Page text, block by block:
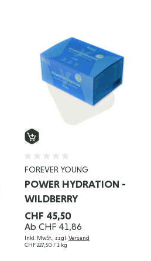
FOREVER YOUNG
POWER HYDRATION -
WILDBERRY
CHF 45,50
Ab CHF 41,86
Inkl. MwSt., zzgl. Versand
CHF 227,50 / 1 kg